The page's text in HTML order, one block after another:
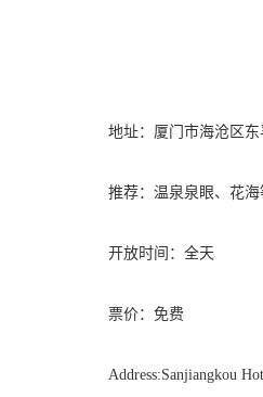
地址：厦门市海沧区
推荐：温泉泉眼、花海
开放时间：全天
票价：免费
Address:Sanjiangkou